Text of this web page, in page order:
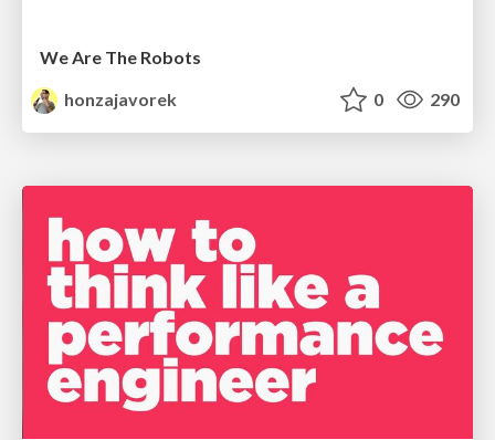
We Are The Robots
honzajavorek
0 290